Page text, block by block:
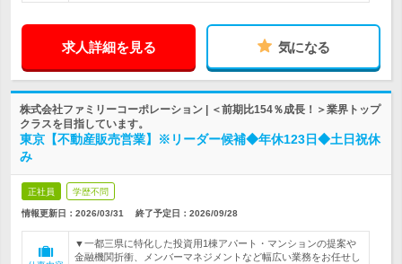
求人詳細を見る 気になる
株式会社ファミリーコーポレーション | ＜前期比154％成長！＞業界トップ
クラスを目指しています。
東京【不動産販売営業】※リーダー候補◆年休123日◆土日祝休
み
正社員 学歴不問
情報更新日：2026/03/31 終了予定日： 2026/09/28
▼一都三県に特化した投資用1棟アパート・マンションの提案や
金融機関折衝、メンバーマネジメントなど幅広い業務をお任せし